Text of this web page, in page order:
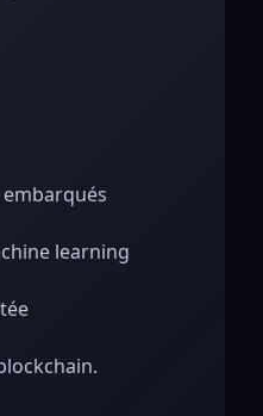
learning